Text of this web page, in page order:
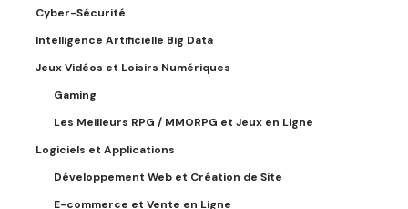
Cyber-Sécurité
Intelligence Artificielle Big Data
Jeux Vidéos et Loisirs Numériques
Gaming
Les Meilleurs RPG / MMORPG et Jeux en Ligne
Logiciels et Applications
Développement Web et Création de Site
E-commerce et Vente en Ligne